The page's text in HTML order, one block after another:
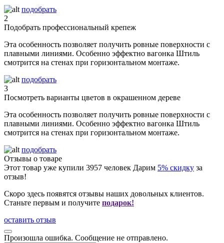
подобрать
2
Подобрать профессиональный крепеж
Эта особенность позволяет получить ровные поверхности с
плавными линиями. Особенно эффектно вагонка Штиль
смотрится на стенах при горизонтальном монтаже.
подобрать
3
Посмотреть варианты цветов в окрашенном дереве
Эта особенность позволяет получить ровные поверхности с
плавными линиями. Особенно эффектно вагонка Штиль
смотрится на стенах при горизонтальном монтаже.
подобрать
Отзывы о товаре
Этот товар уже купили 3957 человек Дарим 5% скидку за
отзыв!
Скоро здесь появятся отзывы наших довольных клиентов.
Станьте первым и получите подарок!
оставить отзыв
Произошла ошибка. Сообщение не отправлено.